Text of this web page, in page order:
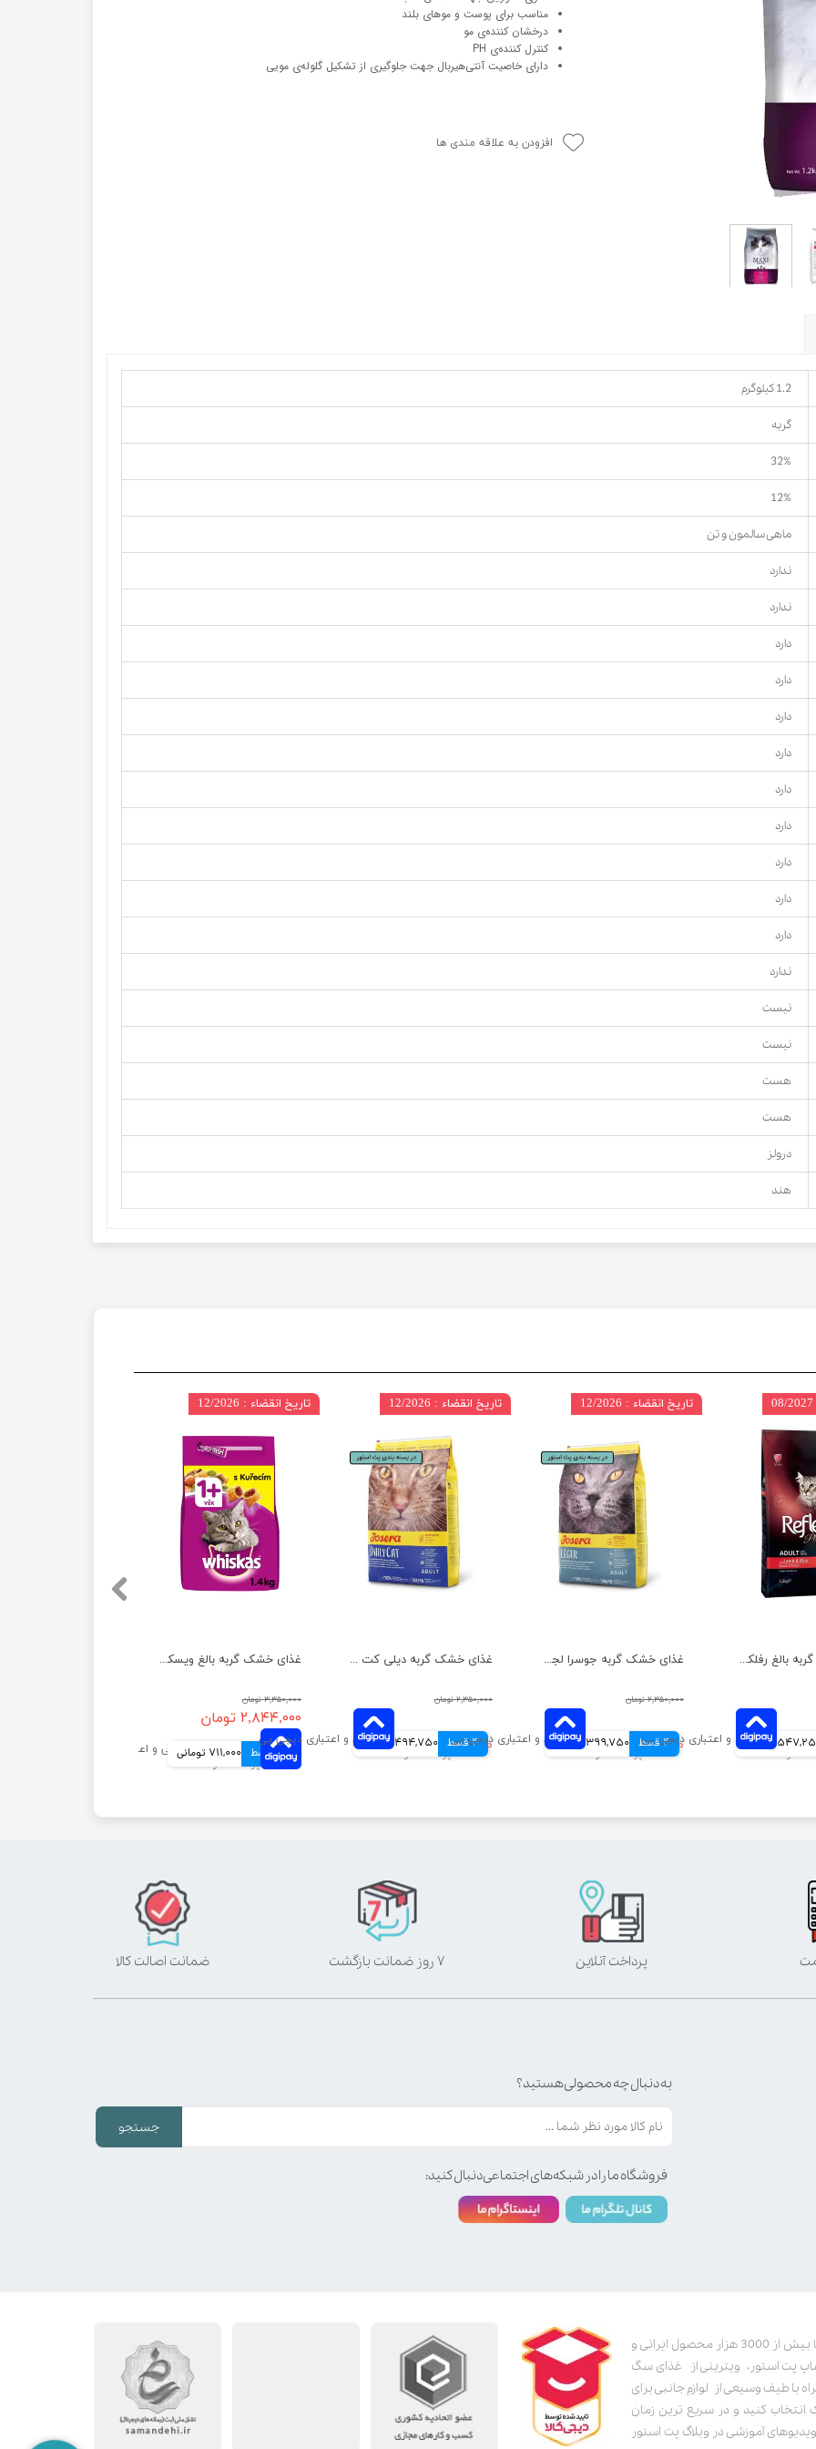
بچه گربه
گربه
مناسب برای پوست و موهای بلند
درخشان کننده‌ی مو
کنترل کننده‌ی PH
دارای خاصیت آنتی‌هیربال جهت جلوگیری از تشکیل گلوله‌ی مویی
افزودن به علاقه مندی ها
1.2 کیلوگرم
گربه
32%
12%
ماهی سالمون و تن
ندارد
ندارد
دارد
دارد
دارد
دارد
دارد
دارد
دارد
دارد
دارد
ندارد
نیست
نیست
هست
هست
درولز
هند
غذای خشک گربه بالغ ویسکاس با طعم مرغ وزن 1.4 کیلوگرم
۳,۳۵۰,۰۰۰ تومان
۲,۸۴۴,۰۰۰ تومان
4 قسط 711,000 تومانی
تاریخ انقضاء : 12/2026
غذای خشک گربه دیلی کت جوسرا وزن 1 کیلوگرم
۲,۳۵۰,۰۰۰ تومان
۱,۹۷۹,۰۰۰ تومان
4 قسط 494,750 تومانی
تاریخ انقضاء : 12/2026
غذای خشک گربه جوسرا لجر مناسب کنترل وزن وزن 1 کیلوگرم
۲,۳۵۰,۰۰۰ تومان
۱,۵۹۹,۰۰۰ تومان
4 قسط 399,750 تومانی
تاریخ انقضاء : 12/2026
غذای خشک گربه بالغ رفلکس پلاس مدل بره و برنج وزن ۱.۵ کیلوگرم
تومانی
پت استور به عنوان یکی از قدیمی‌ترین پت شاپ های اینترنتی با بیش از 3000 هزار محصول ایرانی و
پت استور، ویترینی از غذای سگ
با طیف وسیعی از لوازم جانبی برای
انتخاب کنید و در سریع ترین زمان
آموزشی در وبلاگ پت استور
پرداخت آنلاین ۷ روز ضمانت بازگشت ضمانت اصالت کالا
به دنبال چه محصولی هستید؟
جستجو
فروشگاه ما را در شبکه‌های اجتماعی دنبال کنید: